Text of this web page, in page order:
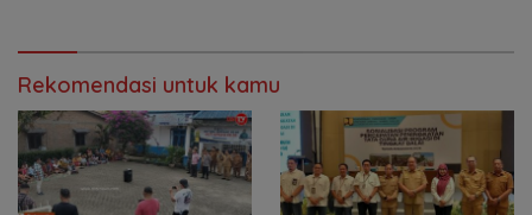
Rekomendasi untuk kamu